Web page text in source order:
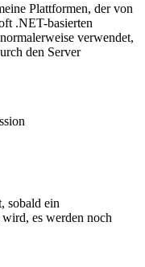
Plattformen, der von
.NET-basierten
verwendet,
den Server
sobald ein
es werden noch